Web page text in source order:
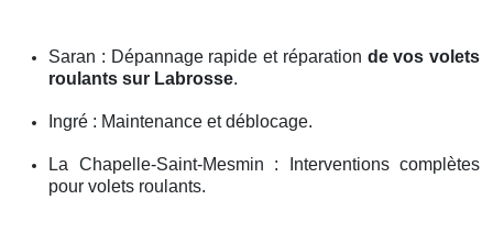
Saran : Dépannage rapide et réparation de vos volets
roulants sur Labrosse.
Ingré : Maintenance et déblocage.
La Chapelle-Saint-Mesmin : Interventions complètes
pour volets roulants.